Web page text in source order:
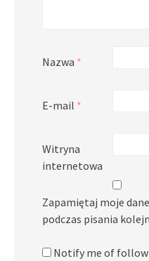
Nazwa *
E-mail *
Witryna
internetowa
Zapamiętaj moje
podczas pisania
Notify me of